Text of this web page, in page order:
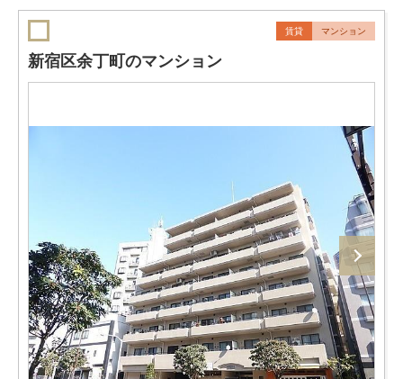
賃貸 マンション
新宿区余丁町のマンション